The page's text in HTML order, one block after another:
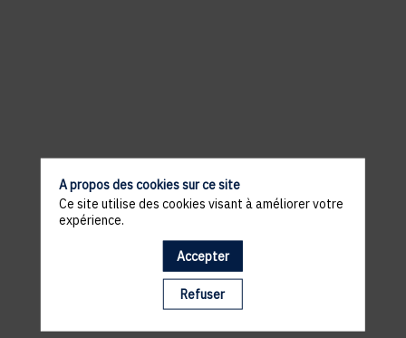
Il manque du contenu : rafraichissez votre navigateur
A propos des cookies sur ce site
Ce site utilise des cookies visant à améliorer votre
expérience.
Accepter
Refuser